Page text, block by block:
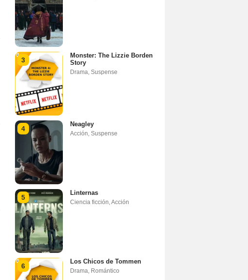
3
Monster: The Lizzie Borden
Story
Drama Suspense
4
Neagley
Acción Suspense
5
Linternas
Ciencia ficción Acción
6
Los Chicos de Tommen
Drama Romántico